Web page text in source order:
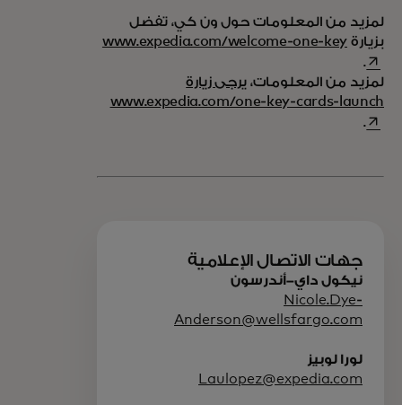
لمزيد من المعلومات حول ون كي، تفضل
بزيارة www.expedia.com/welcome-one-key
opens in a new tab
.
لمزيد من المعلومات، يرجى زيارة
www.expedia.com/one-key-cards-launch
opens in a new tab
.
جهات الاتصال الإعلامية
نيكول داي-أندرسون
Nicole.Dye-
Anderson@wellsfargo.com
لورا لوبيز
Laulopez@expedia.com